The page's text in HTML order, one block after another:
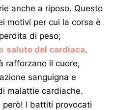
anche a riposo. Questo
motivi per cui la corsa è
di peso;
salute del cardiaca.
rafforzano il cuore,
sanguigna e
malattie cardiache.
I battiti provocati